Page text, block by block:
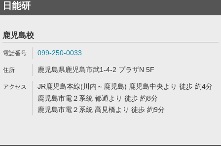
日能研
鹿児島校
099-250-0033
鹿児島県鹿児島市武1-4-2 プラザN 5F
JR鹿児島本線(川内～鹿児島) 鹿児島中央より 徒歩 約4分
鹿児島市電２系統 都通より 徒歩 約8分
鹿児島市電２系統 高見橋より 徒歩 約9分